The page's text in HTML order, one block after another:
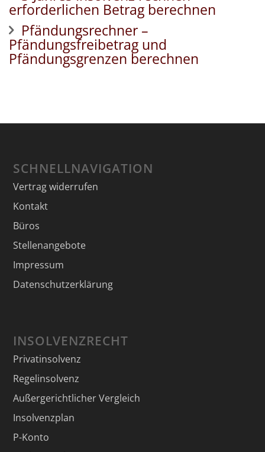
erforderlichen Betrag berechnen
Pfändungsrechner –
Pfändungsfreibetrag und
Pfändungsgrenzen berechnen
SCHNELLNAVIGATION
Vertrag widerrufen
Kontakt
Büros
Stellenangebote
Impressum
Datenschutzerklärung
INSOLVENZRECHT
Privatinsolvenz
Regelinsolvenz
Außergerichtlicher Vergleich
Insolvenzplan
P-Konto